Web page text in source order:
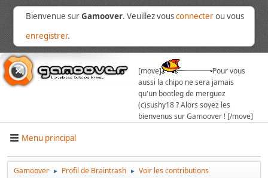
Bienvenue surGamoover. Veuillez vousconnecterou vous
enregistrer.
[move]
Pour vous
aussi la chipo ne sera jamais
qu'un bootleg de merguez
(c)sushy18 ? Alors soyez les
bienvenus sur Gamoover ! [/move]
Menu principal
Gamoover ► Profil de Braintrash ► Voir les contributions